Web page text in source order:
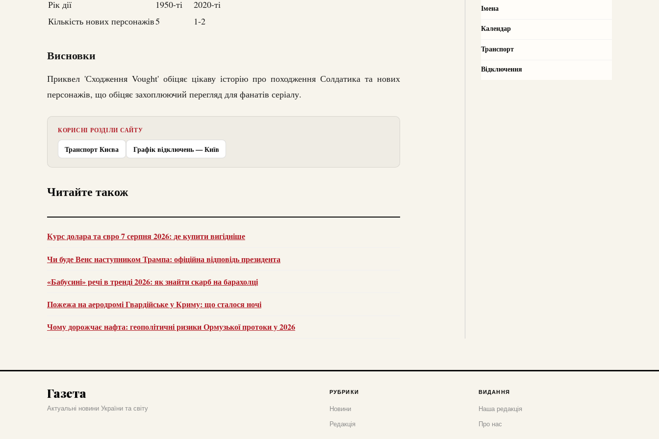
Рік дії 1950-ті
2020-ті
Кількість нових персонажів5 1-2
Висновки
Приквел 'Сходження Vought' обіцяє цікаву історію про походження Солдатика та нових
персонажів, що обіцяє захоплюючий перегляд для фанатів серіалу.
КОРИСНІ РОЗДІЛИ САЙТУ
Транспорт Києва Графік відключень — Київ
Читайте також
Курс долара та євро 7 серпня 2026: де купити вигідніше
Чи буде Венс наступником Трампа: офіційна відповідь президента
«Бабусині» речі в тренді 2026: як знайти скарб на барахолці
Пожежа на аеродромі Гвардійське у Криму: що сталося ночі
Чому дорожчає нафта: геополітичні ризики Ормузької протоки у 2026
Імена
Календар
Транспорт
Відключення
Газета
Актуальні новини України та світу
РУБРИКИ
Новини
Редакція
ВИДАННЯ
Наша редакція
Про нас